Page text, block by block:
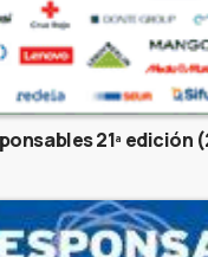
21ª edición